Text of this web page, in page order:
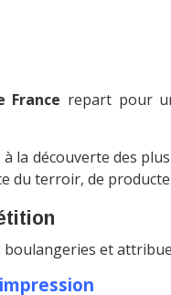
France repart pour
la découverte des
du terroir, de
boulangeries et